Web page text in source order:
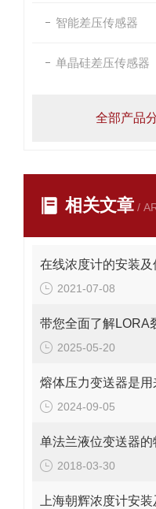
智能差压传感器
单晶硅差压传感器
全部产品
相关文章 /
在线浓度计的安装及
2021-07-08
2025-05-20
熔体压力变送器是用
2024-09-05
单法兰液位变送器的
2018-03-30
上海朝辉浓度计安装